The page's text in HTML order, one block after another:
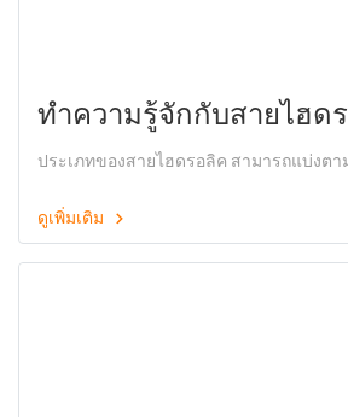
ทำความรู้จักกับสายไฮด
ประเภทของสายไฮดรอลิค สามารถแบ่งต
ดูเพิ่มเติม